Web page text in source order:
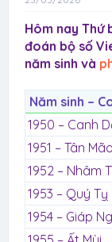
Hôm nay Thứ
đoán bộ số
năm sinh và
Năm sinh –
1950 – Canh
1951 – Tân Mão
1952 – Nhâm
1953 – Quý Tỵ
1954 – Giáp